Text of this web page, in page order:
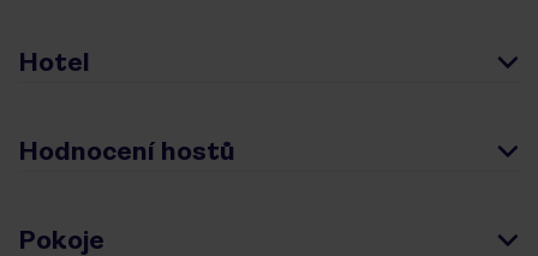
Hotel
Hodnocení hostů
Pokoje